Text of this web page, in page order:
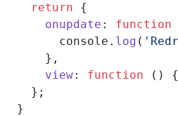
  return
{
    onupdate
: function
      console.
log (
    },
    view
: function ()
  };
}